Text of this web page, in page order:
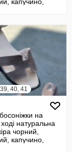
40, 41
на
натуральна
чорний,
капучино,